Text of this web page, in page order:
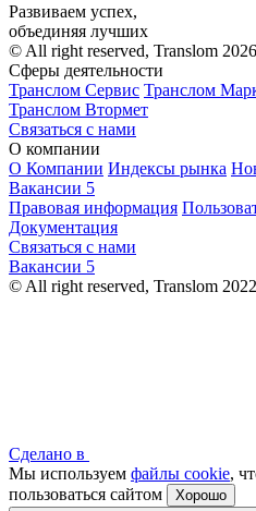
Развиваем успех,
объединяя лучших
© All right reserved, Translom 2026
Сферы деятельности
Транслом Сервис Транслом
Транслом Втормет
Связаться с нами
О компании
О Компании Индексы рынка
Вакансии 5
Правовая информация
Документация
Связаться с нами
Вакансии 5
© All right reserved, Translom 2022
Сделано в
Мы используем файлы cookie,
пользоваться сайтом
Хорошо